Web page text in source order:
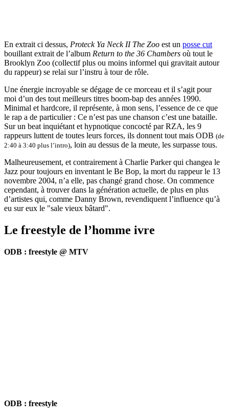
En extrait ci dessus, Proteck Ya Neck II The Zoo est un posse cut
bouillant extrait de l’album Return to the 36 Chambers où tout le
Brooklyn Zoo (collectif plus ou moins informel qui gravitait autour
du rappeur) se relai sur l’instru à tour de rôle.
Une énergie incroyable se dégage de ce morceau et il s’agit pour
moi d’un des tout meilleurs titres boom-bap des années 1990.
Minimal et hardcore, il représente, à mon sens, l’essence de ce que
le rap a de particulier : Ce n’est pas une chanson c’est une bataille.
Sur un beat inquiétant et hypnotique concocté par RZA, les 9
rappeurs luttent de toutes leurs forces, ils donnent tout mais ODB (de
2:40 à 3:40 plus l’intro), loin au dessus de la meute, les surpasse tous.
Malheureusement, et contrairement à Charlie Parker qui changea le
Jazz pour toujours en inventant le Be Bop, la mort du rappeur le 13
novembre 2004, n’a elle, pas changé grand chose. On commence
cependant, à trouver dans la génération actuelle, de plus en plus
d’artistes qui, comme Danny Brown, revendiquent l’influence qu’à
eu sur eux le "sale vieux bâtard".
Le freestyle de l’homme ivre
ODB : freestyle @ MTV
ODB : freestyle